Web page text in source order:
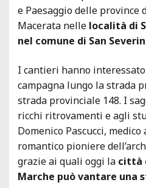
e Paesaggio delle province
Macerata nelle località di
nel comune di San
I cantieri hanno
campagna lungo la strada
strada provinciale 148. I
ricchi ritrovamenti e agli
Domenico Pascucci,
romantico pioniere
grazie ai quali oggi la città
Marche può vantare una